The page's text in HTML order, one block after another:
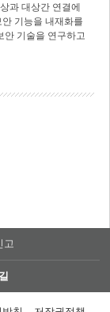
과 대상간 연결에
기능을 내재화를
안 기술을 연구하고
고